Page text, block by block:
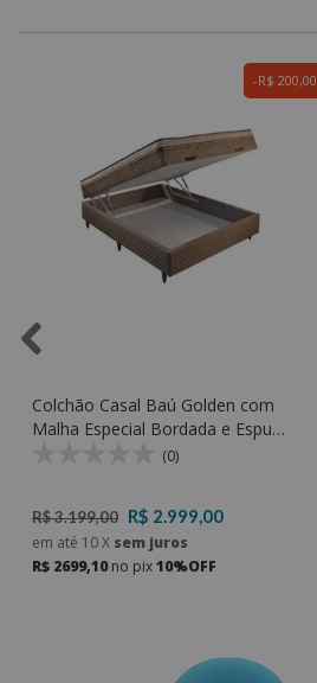
R$ 200,00
Colchão Casal Baú Golden com
Malha Especial Bordada e Espuma
D33 - Rondomóveis
(0)
R$ 3.199,00 R$ 2.999,00
em até 10X sem juros
R$ 2699,10no pix10%OFF